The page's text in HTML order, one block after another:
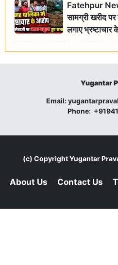
Fatehpur
सामग्री खरीद
लगाए भ्रष्टाचार
Yugantar
Email:
Phone:
(c) CopyrightYugantar
About Us Contact Us